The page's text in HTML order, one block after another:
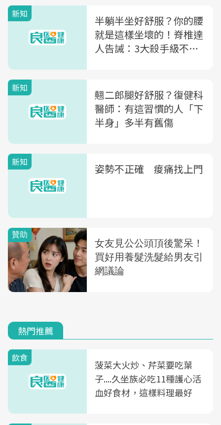
新知
半躺半坐好舒服？你的腰
就是這樣坐壞的！脊椎達
人告誡：3大殺手級不良
新知
翹二郎腿好舒服？復健科
醫師：有這習慣的人「下
半身」多半有舊傷
新知 姿勢不正確 痠痛找上門
熱門推薦
飲食
菠菜大火炒、芹菜要吃葉
子....久坐族必吃11種護心活
血好食材，這樣料理最好